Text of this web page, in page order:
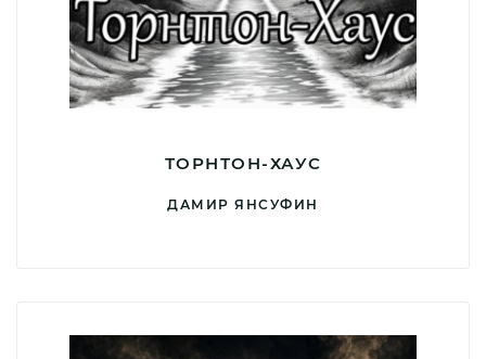
ТОРНТОН-ХАУС
ДАМИР ЯНСУФИН